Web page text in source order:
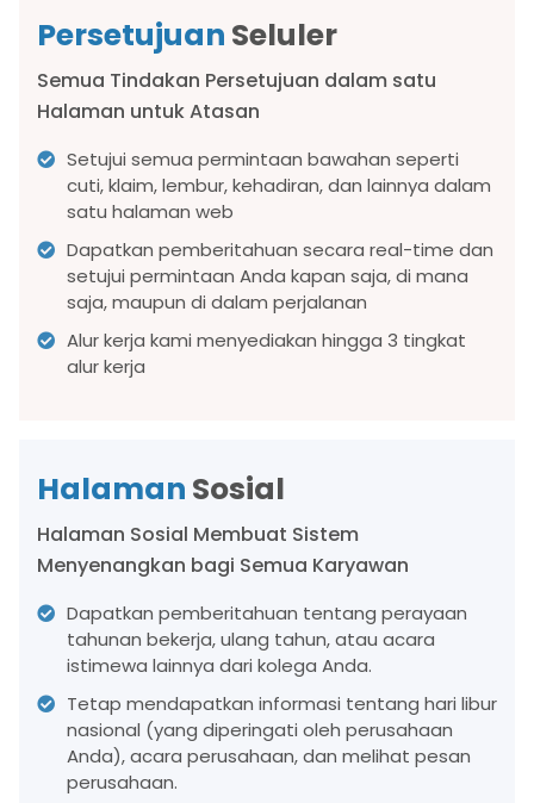
Persetujuan Seluler
Semua Tindakan Persetujuan dalam satu
Halaman untuk Atasan
Setujui semua permintaan bawahan seperti
cuti, klaim, lembur, kehadiran, dan lainnya dalam
satu halaman web
Dapatkan pemberitahuan secara real-time dan
setujui permintaan Anda kapan saja, di mana
saja, maupun di dalam perjalanan
Alur kerja kami menyediakan hingga 3 tingkat
alur kerja
Halaman Sosial
Halaman Sosial Membuat Sistem
Menyenangkan bagi Semua Karyawan
Dapatkan pemberitahuan tentang perayaan
tahunan bekerja, ulang tahun, atau acara
istimewa lainnya dari kolega Anda.
Tetap mendapatkan informasi tentang hari libur
nasional (yang diperingati oleh perusahaan
Anda), acara perusahaan, dan melihat pesan
perusahaan.